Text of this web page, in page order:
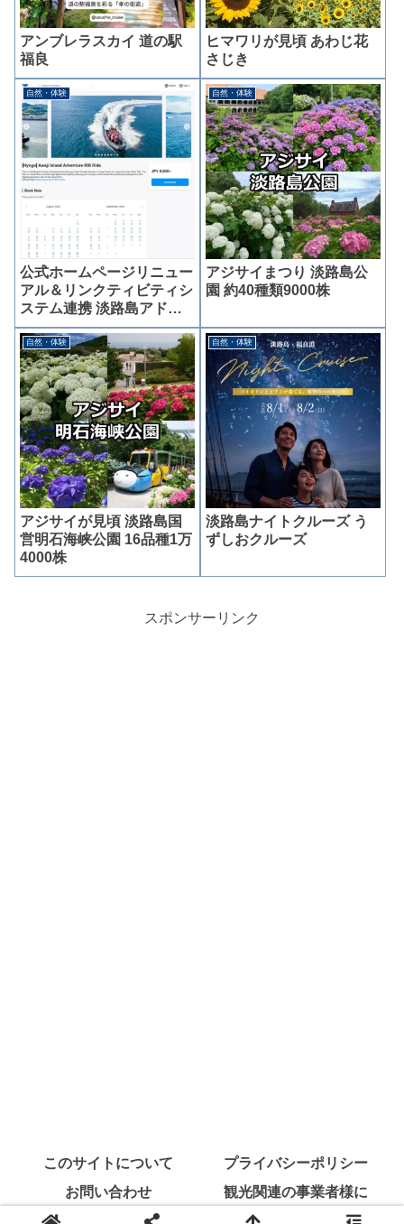
アンブレラスカイ 道の駅
福良
ヒマワリが見頃 あわじ花
さじき
自然・体験
公式ホームページリニュー
アル＆リンクティビティシ
ステム連携 淡路島アドベ
ンチャーRIBライド
自然・体験
アジサイまつり 淡路島公
園 約40種類9000株
自然・体験
アジサイが見頃 淡路島国
営明石海峡公園 16品種1万
4000株
自然・体験
淡路島ナイトクルーズ う
ずしおクルーズ
スポンサーリンク
このサイトについて
プライバシーポリシー
お問い合わせ
観光関連の事業者様に